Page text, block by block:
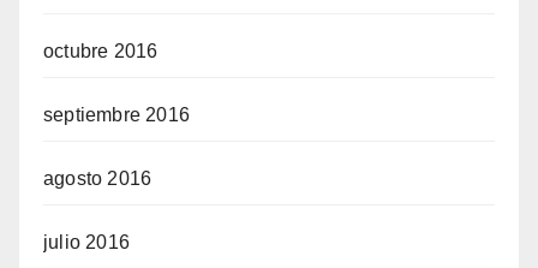
octubre 2016
septiembre 2016
agosto 2016
julio 2016